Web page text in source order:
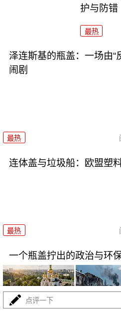
护与防错
最热
泽连斯基的瓶盖：一场由“
闹剧
最热
连体盖与垃圾船：欧盟塑
最热
一个瓶盖拧出的政治与环
点评一下